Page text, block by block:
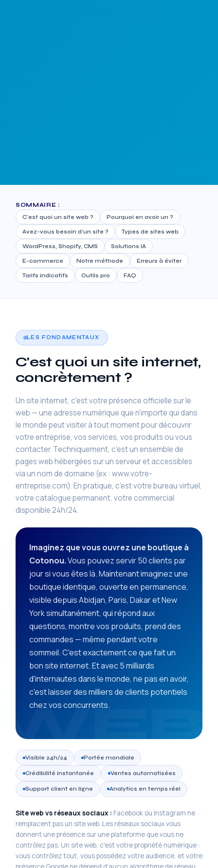
SOMMAIRE :
C'est quoi un site web ?
Pourquoi en avoir un ?
Avez-vous besoin d'un site ? Types de sites web
WordPress, Shopify, CMS Solutions IA
E-commerce Notre méthode Erreurs à éviter
Tarifs indicatifs Outils pro FAQ
LES FONDAMENTAUX
C'est quoi un site internet,
concrètement ?
Un site internet, c'est votre présence officielle sur le
web — une adresse numérique que n'importe qui dans
le monde peut visiter à tout moment pour découvrir
votre entreprise, vos services, vos produits ou vous
contacter. Techniquement, c'est un ensemble de
pages web hébergées sur un serveur et accessibles
via un nom de domaine (ex : www.votre-
entreprise.com). En pratique, c'est votre bureau virtuel,
votre catalogue permanent, votre commercial
disponible 24h/24.
Imaginez que vous ouvrez une boutique à
Cotonou.Vous pouvez servir 50 clients par
jour si vous êtes là. Maintenant imaginez une
boutique identique, ouverte en permanence,
visible depuis Abidjan, Paris, Dakar et New
York simultanément, qui répond aux
questions, montre vos produits, prend des
commandes — même pendant votre
sommeil. C'est exactement ce que fait un
bon site internet. Et avec 5 milliards
d'internautes dans le monde, ne pas en avoir,
c'est laisser des milliers de clients potentiels
chez vos concurrents.
Visible 24h/24 Portée mondiale
Crédibilité instantanée Ventes automatisées
Support client en ligne Analytics en temps réel
Site web vs réseaux sociaux : Facebook ou Instagram ne
remplacent pas un site web. Les réseaux sociaux vous
donnent une présence sur une plateforme que vous ne
contrôlez pas. Un site web, c'est votre propriété numérique :
vous contrôlez tout, vous possédez votre audience, et votre